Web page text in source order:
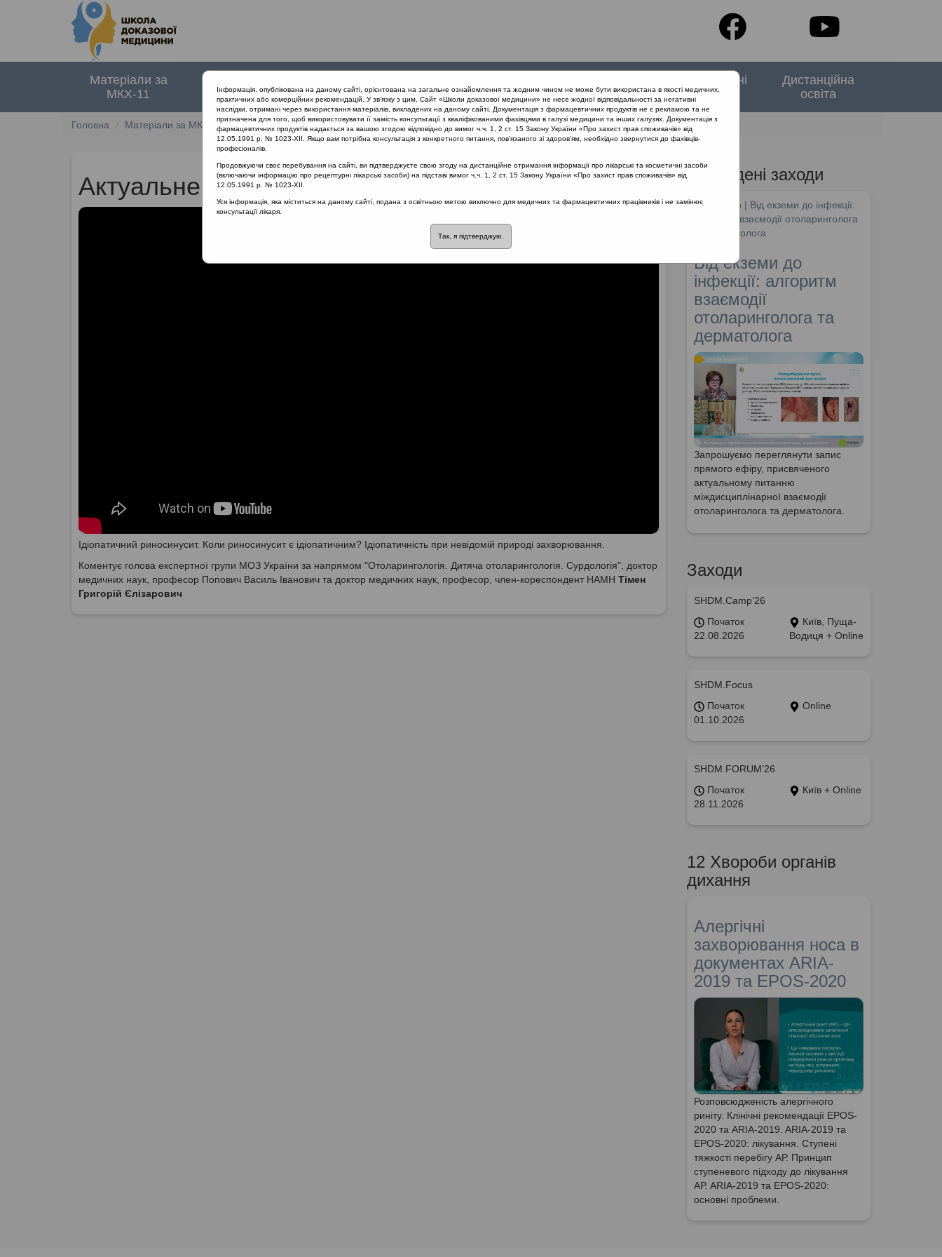
Матеріали за
МКХ-11
документи
заходи
проекту
Спеціальні
випуски
Дистанційна
освіта
Головна Матеріали за МКХ-11 12 Хвороби органів дихання Актуальне питання: Ідіопатичний риносинусит
Актуальне питання: Ідіопатичний риносинусит
Ідіопатичний риносинусит. Коли риносинусит є ідіопатичним? Ідіопатичність при невідомій природі захворювання.
Коментує голова експертної групи МОЗ України за напрямом "Отоларингологія. Дитяча отоларингологія. Сурдологія", доктор
медичних наук, професор Попович Василь Іванович та доктор медичних наук, професор, член-кореспондент НАМН Тімен
Григорій Єлізарович
Проведені заходи
SHDM.info | Від екземи до інфекції:
алгоритм взаємодії отоларинголога
та дерматолога
Від екземи до
інфекції: алгоритм
взаємодії
отоларинголога та
дерматолога
Запрошуємо переглянути запис
прямого ефіру, присвяченого
актуальному питанню
міждисциплінарної взаємодії
отоларинголога та дерматолога.
Заходи
SHDM.Camp’26
Початок
22.08.2026
Київ, Пуща-
Водиця + Online
SHDM.Focus
Початок
01.10.2026
Online
SHDM.FORUM’26
Початок
28.11.2026
Київ + Online
12 Хвороби органів
дихання
Алергічні
захворювання носа в
документах ARIA-
2019 та EPOS-2020
Розповсюдженість алергічного
риніту. Клінічні рекомендації EPOS-
2020 та ARIA-2019. ARIA-2019 та
EPOS-2020: лікування. Ступені
тяжкості перебігу АР. Принцип
ступеневого підходу до лікування
АР. ARIA-2019 та EPOS-2020:
основні проблеми.
Інформація, опублікована на даному сайті, орієнтована на загальне ознайомлення та жодним чином не може бути використана в якості медичних,
практичних або комерційних рекомендацій. У зв’язку з цим, Сайт «Школи доказової медицини» не несе жодної відповідальності за негативні
наслідки, отримані через використання матеріалів, викладених на даному сайті. Документація з фармацевтичних продуктів не є рекламою та не
призначена для того, щоб використовувати її замість консультації з кваліфікованими фахівцями в галузі медицини та інших галузях. Документація з
фармацевтичних продуктів надається за вашою згодою відповідно до вимог ч.ч. 1, 2 ст. 15 Закону України «Про захист прав споживачів» від
12.05.1991 р. № 1023-XII. Якщо вам потрібна консультація з конкретного питання, пов’язаного зі здоров’ям, необхідно звернутися до фахівців-
професіоналів.
Продовжуючи своє перебування на сайті, ви підтверджуєте свою згоду на дистанційне отримання інформації про лікарські та косметичні засоби
(включаючи інформацію про рецептурні лікарські засоби) на підставі вимог ч.ч. 1, 2 ст. 15 Закону України «Про захист прав споживачів» від
12.05.1991 р. № 1023-XII.
Уся інформація, яка міститься на даному сайті, подана з освітньою метою виключно для медичних та фармацевтичних працівників і не замінює
консультації лікаря.
Так, я підтверджую.